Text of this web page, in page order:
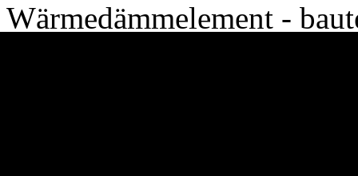
Wärmedämmelement -